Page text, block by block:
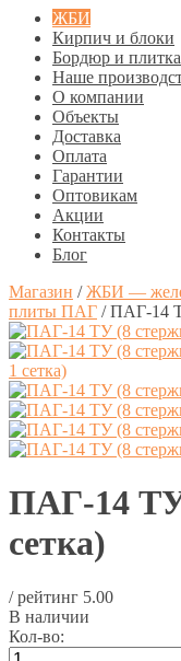
ЖБИ
Кирпич и блоки
Бордюр и плитка
Наше
О компании
Объекты
Доставка
Оплата
Гарантии
Оптовикам
Акции
Контакты
Блог
Магазин /ЖБИ —
плиты ПАГ /ПАГ-14
ПАГ-14 ТУ
сетка)
/ рейтинг 5.00
В наличии
Кол-во: